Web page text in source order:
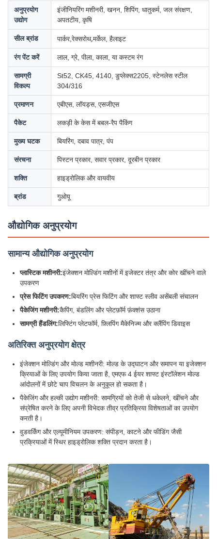
अनुप्रयोग
उद्योग
इंजीनियरिंग मशीनरी, खनन, शिपिंग, धातुकर्म, जल संरक्षण,
अपतटीय, कृषि
सील ब्रांड पार्कर,रेक्सरोथ,मर्केल, हैलाइट
रंग पेंट करें लाल, ग्रे, पीला, काला, या कस्टम रंग
सामग्री
विकल्प
St52, CK45, 4140, डुप्लेक्स2205, स्टेनलेस स्टील
304/316
प्रमाणन एबीएस, लॉयड्स, एसजीएस
पैकेट लकड़ी के केस में बबल-रैप पैकिंग
मुख्य घटक बियरिंग, दबाव पात्र, पंप
संरचना पिस्टन प्रकार, सवार प्रकार, दूरबीन प्रकार
शक्ति हाइड्रोलिक और वायवीय
ब्रांड गुओयू
औद्योगिक अनुप्रयोग
सामान्य औद्योगिक अनुप्रयोग
प्लास्टिक मशीनरी:इंजेक्शन मोल्डिंग मशीनों में इजेक्टर तंत्र और कोर खींचने वाले
उपकरण
प्रेस फिटिंग उपकरण:बियरिंग प्रेस फिटिंग और शाफ्ट स्लीव असेंबली संचालन
पैकेजिंग मशीनरी:कैपिंग, बंडलिंग और प्लेटफ़ॉर्म फ़ंक्शंस उठाना
सामग्री हैंडलिंग:लिफ्टिंग प्लेटफॉर्म, फ़्लिपिंग मैकेनिज्म और क्लैंपिंग डिवाइस
अतिरिक्त अनुप्रयोग क्षेत्र
इंजेक्शन मोल्डिंग और मोल्ड मशीनरी: मोल्ड के उद्घाटन और समापन या इजेक्शन
क्रियाओं के लिए उपयोग किया जाता है, एमएफ 4 ईयर शाफ्ट इंस्टॉलेशन मोल्ड
आंदोलनों में छोटे चाप विचलन के अनुकूल हो सकता है।
पैकेजिंग और हल्की उद्योग मशीनरी: सामग्रियों को तेजी से धकेलने, खींचने और
संप्रेषित करने के लिए अपनी विभेदक तीव्र प्रतिक्रिया विशेषताओं का उपयोग
करती है।
वुडवर्किंग और एल्यूमीनियम उपकरण: संपीड़न, काटने और फीडिंग जैसी
प्रक्रियाओं में स्थिर हाइड्रोलिक शक्ति प्रदान करता है।